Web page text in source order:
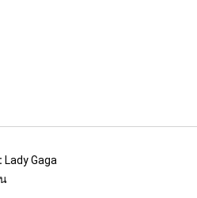
Lady Gaga